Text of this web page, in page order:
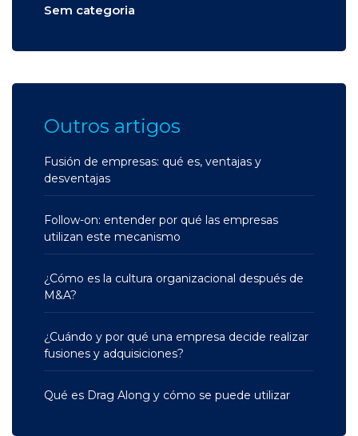
Sem categoria
Outros artigos
Fusión de empresas: qué es, ventajas y
desventajas
Follow-on: entender por qué las empresas
utilizan este mecanismo
¿Cómo es la cultura organizacional después de
M&A?
¿Cuándo y por qué una empresa decide realizar
fusiones y adquisiciones?
Qué es Drag Along y cómo se puede utilizar